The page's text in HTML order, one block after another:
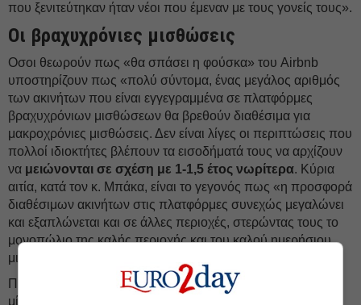
που ξενιτεύτηκαν ήταν νέοι που έμεναν με τους γονείς τους».
Οι βραχυχρόνιες μισθώσεις
Οσοι θεωρούν πως «θα σπάσει η φούσκα» του Airbnb
υποστηρίζουν πως «πολύ σύντομα, ένας μεγάλος αριθμός
των ακινήτων που είναι εγγεγραμμένα σε πλατφόρμες
βραχυχρόνιων μισθώσεων θα βρεθούν διαθέσιμα για
μακροχρόνιες μισθώσεις. Δεν είναι λίγες οι περιπτώσεις που
πολλοί ιδιοκτήτες βλέπουν τα εισοδήματά τους να αρχίζουν
να μειώνονται σε σχέση με 1-1,5 έτος νωρίτερα. Κύρια
αιτία, κατά τον κ. Μπάκα, είναι το γεγονός πως «η προσφορά
διαθέσιμων ακινήτων στις πλατφόρμες συνεχώς μεγαλώνει
και εξαπλώνεται και σε άλλες περιοχές, στερώντας τους το
μονοπώλιο της καλής περιοχής και του καλού ημερήσιου
μισθώματος».
Πολλοί τουρίστες δεν επιλέγουν ακίνητο για βραχυχρόνια
μίσθωση με βάση την περιοχή, αλλά με βάση το